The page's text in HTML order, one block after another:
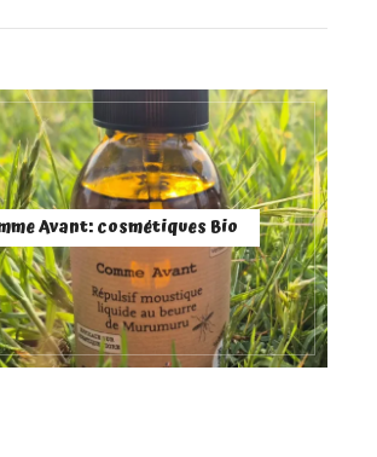
Avant: cosmétiques Bio